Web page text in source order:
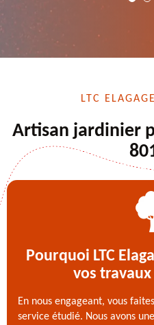
LTC
Artisan jardinier
Pourquoi LTC
vos travaux
En nous engageant, vous
service étudié. Nous avons